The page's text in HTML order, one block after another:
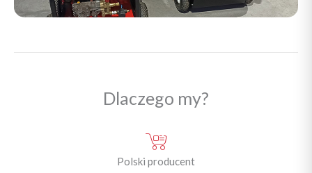
Dlaczego my?
Polski producent